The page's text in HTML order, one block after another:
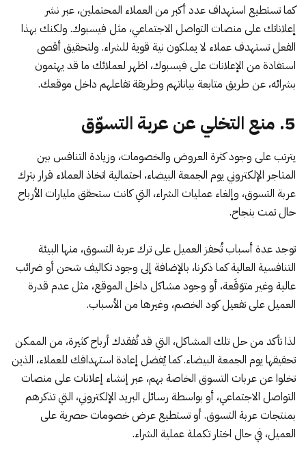
كما تستطيع استهداف عدد أكبر من العملاء المحتملين، عبر نشر
إعلاناتك على منصات التواصل الاجتماعي، مثل فيسبوك. ولكنك بهذا
الفعل تستهدف عملاء لا يملكون نية قوية للشراء. ولتحقيق أقصى
استفادة من الإعلانات على فيسبوك، اظهر لعملائك ما قد يهتمون
بشرائه، عن طريق متابعة بياناتهم وطريقة تفاعلهم داخل موقعك.
5. منع التخلي عن عربة التسوّق
يترتب على وجود كثرة العروض والخصومات، وزيادة التنافس بين
المتاجر الإلكتروني يوم الجمعة البيضاء، احتمالية اتخاذ العملاء قرار بترك
عربة التسوق، وإلغاء عمليات الشراء، التي كانت ستحقق مليارات الأرباح
حال تمت بنجاح.
توجد عدة أسباب تُحفز العميل على ترك عربة التسوق، منها البيئة
التنافسية العالية كما ذكرنا، بالإضافة إلى وجود تكاليف شحن أو ضرائب
عالية وغير متوَقَعة، أو وجود مشاكل داخل الموقع، مثل عدم قدرة
العميل على تفعيل كود الخصم، وغيرها من الأسباب.
لذا تأكد من حل تلك المشاكل، التي قد تُفقدك أرباح كثيرة، من الممكن
تحقيقها يوم الجمعة البيضاء. كما يُفضل إعادة استهدافك للعملاء، الذين
تخلوا عن عربات التسوق الخاصة بهم، عبر إنشاء إعلانات على منصات
التواصل الاجتماعي، أو بواسطة رسائل البريد الإلكتروني، التي تذكرهم
بمنتجات عربة التسوق. أو تستطيع عرض خصومات حصرية على
العميل، في حال اختار تكملة عملية الشراء.